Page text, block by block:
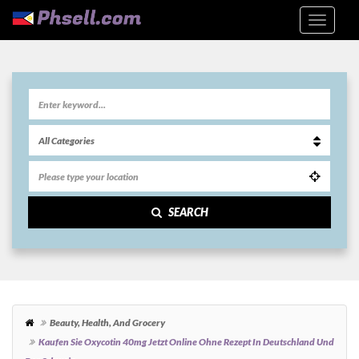
SEARCH
Beauty, Health, And Grocery
Kaufen Sie Oxycotin 40mg Jetzt Online Ohne Rezept In Deutschland Und